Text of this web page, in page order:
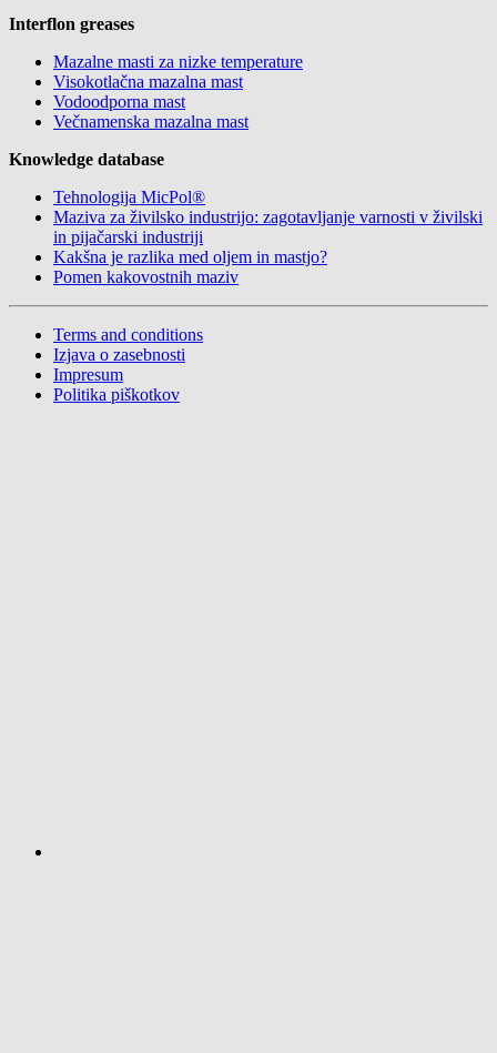
Interflon greases
Mazalne masti za nizke temperature
Visokotlačna mazalna mast
Vodoodporna mast
Večnamenska mazalna mast
Knowledge database
Tehnologija MicPol®
Maziva za živilsko industrijo: zagotavljanje varnosti v živilski
in pijačarski industriji
Kakšna je razlika med oljem in mastjo?
Pomen kakovostnih maziv
Terms and conditions
Izjava o zasebnosti
Impresum
Politika piškotkov